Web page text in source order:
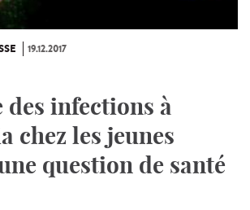
19.12.2017
des infections à
chez les jeunes
question de santé